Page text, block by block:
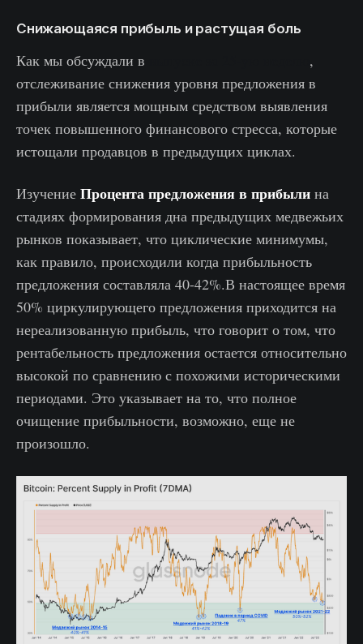
Снижающаяся прибыль и растущая боль
Как мы обсуждали в
,
отслеживание снижения уровня предложения в
прибыли является мощным средством выявления
точек повышенного финансового стресса, которые
истощали продавцов в предыдущих циклах.
Изучение Процента предложения в прибыли на
стадиях формирования дна предыдущих медвежьих
рынков показывает, что циклические минимумы,
как правило, происходили когда прибыльность
предложения составляла 40-42%.В настоящее время
50% циркулирующего предложения приходится на
нереализованную прибыль, что говорит о том, что
рентабельность предложения остается относительно
высокой по сравнению с похожими историческими
периодами. Это указывает на то, что полное
очищение прибыльности, возможно, еще не
произошло.